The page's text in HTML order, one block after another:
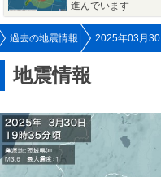
進んでいます
過去の地震情報 2025年03月30
地震情報